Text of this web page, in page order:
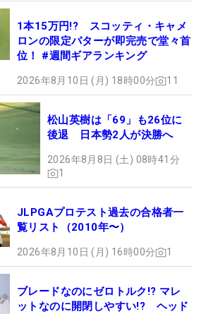
1本15万円!? スコッティ・キャメ
ロンの限定パターが即完売で堂々首
位！ #週間ギアランキング
2026年8月10日 (月) 18時00分 11
松山英樹は「69」も26位に
後退 日本勢2人が決勝へ
2026年8月8日 (土) 08時41分
1
JLPGAプロテスト過去の合格者一
覧リスト（2010年〜）
2026年8月10日 (月) 16時00分 1
ブレードなのにゼロトルク!? マレ
ットなのに開閉しやすい!? ヘッド